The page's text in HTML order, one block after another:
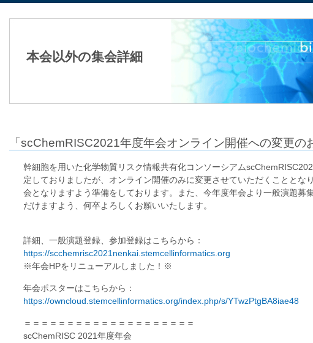
本会以外の集会詳細
「scChemRISC2021年度年会オンライン開催への変更の
幹細胞を用いた化学物質リスク情報共有化コンソーシアム
定しておりましたが、オンライン開催のみに変更させていただくこととな
会となりますよう準備をしております。また、今年度年会より一般演題募
だけますよう、何卒よろしくお願いいたします。
詳細、一般演題登録、参加登録はこちらから：
https://scchemrisc2021nenkai.stemcellinformatics.org
※年会HPをリニューアルしました！※
年会ポスターはこちらから：
https://owncloud.stemcellinformatics.org/index.php/s/YTwzPtgBA8iae48
＝＝＝＝＝＝＝＝＝＝＝＝＝＝＝＝＝＝＝＝
scChemRISC 2021年度年会
公益社団法人日本生化学会